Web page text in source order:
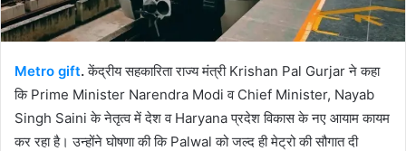
Metro gift.केंद्रीय सहकारिता राज्य मंत्री Krishan Pal Gurjar ने कहा
कि Prime Minister Narendra Modi व Chief Minister, Nayab
Singh Saini के नेतृत्व में देश व Haryana प्रदेश विकास के नए आयाम कायम
कर रहा है। उन्होंने घोषणा की कि Palwal को जल्द ही मेट्रो की सौगात दी